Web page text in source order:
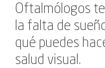
Oftalmólogos
la falta de
qué puedes
salud visual.